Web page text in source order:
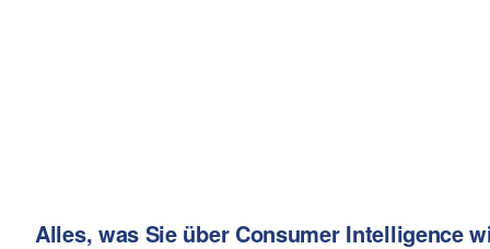
Kategorie:
Alles, was Sie über Consumer Intelligence